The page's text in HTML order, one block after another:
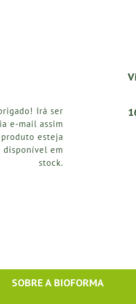
Irá ser
e-mail assim
esteja
disponível em
stock.
SOBRE A BIOFORMA